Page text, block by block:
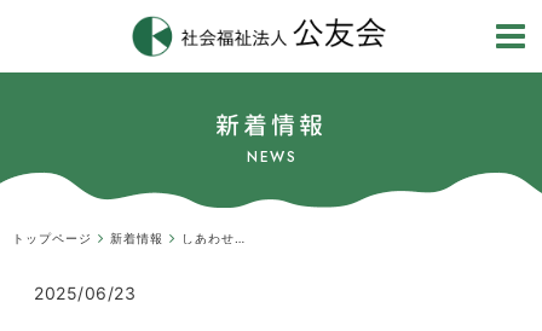
新着情報
NEWS
トップページ 新着情報
2025/06/23